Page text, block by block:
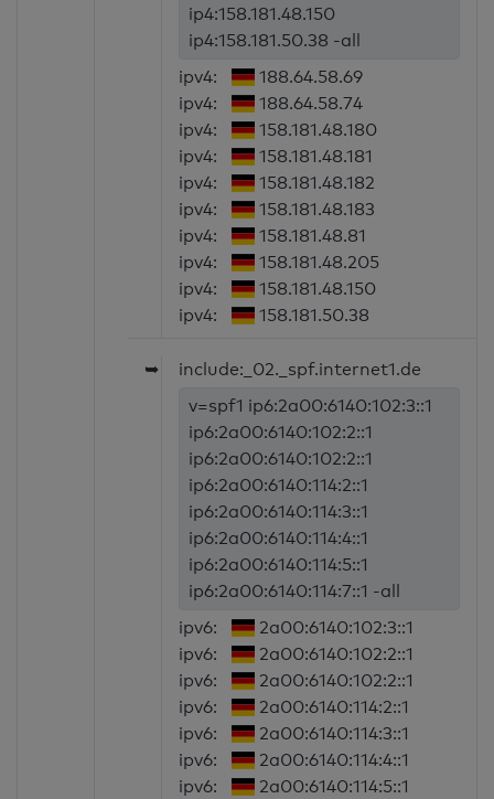
ip4:158.181.48.150
ip4:158.181.50.38 -all
ipv4:
188.64.58.69
ipv4:
188.64.58.74
ipv4:
158.181.48.180
ipv4:
158.181.48.181
ipv4:
158.181.48.182
ipv4:
158.181.48.183
ipv4:
158.181.48.81
ipv4:
158.181.48.205
ipv4:
158.181.48.150
ipv4:
158.181.50.38
➥
include:_02._spf.internet1.de
v=spf1 ip6:2a00:6140:102:3::1
ip6:2a00:6140:102:2::1
ip6:2a00:6140:102:2::1
ip6:2a00:6140:114:2::1
ip6:2a00:6140:114:3::1
ip6:2a00:6140:114:4::1
ip6:2a00:6140:114:5::1
ip6:2a00:6140:114:7::1 -all
ipv6:
2a00:6140:102:3::1
ipv6:
2a00:6140:102:2::1
ipv6:
2a00:6140:102:2::1
ipv6:
2a00:6140:114:2::1
ipv6:
2a00:6140:114:3::1
ipv6:
2a00:6140:114:4::1
ipv6:
2a00:6140:114:5::1